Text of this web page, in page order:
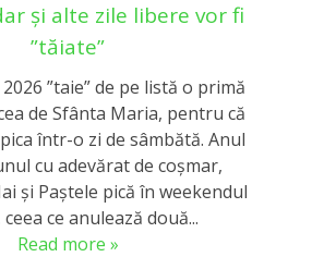
și alte zile libere vor fi
”tăiate”
”taie” de pe listă o primă
de Sfânta Maria, pentru că
într-o zi de sâmbătă. Anul
cu adevărat de coșmar,
și Paștele pică în weekendul
ceea ce anulează două...
Read more »